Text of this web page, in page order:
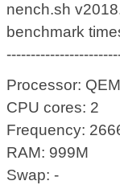
nench.sh
benchmark
Processor:
CPU cores: 2
Frequency:
RAM: 999M
Swap: -